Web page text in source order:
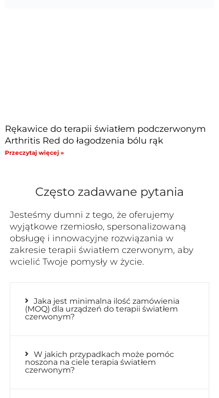
Rękawice do terapii światłem podczerwonym
Arthritis Red do łagodzenia bólu rąk
Przeczytaj więcej »
Często zadawane pytania
Jesteśmy dumni z tego, że oferujemy
wyjątkowe rzemiosło, spersonalizowaną
obsługę i innowacyjne rozwiązania w
zakresie terapii światłem czerwonym, aby
wcielić Twoje pomysły w życie.
Jaka jest minimalna ilość zamówienia
(MOQ) dla urządzeń do terapii światłem
czerwonym?
W jakich przypadkach może pomóc
noszona na ciele terapia światłem
czerwonym?